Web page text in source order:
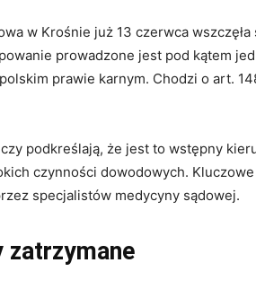
w Krośnie już 13 czerwca
prowadzone jest pod kątem
prawie karnym. Chodzi o art.
podkreślają, że jest to wstępny
czynności dowodowych.
specjalistów medycyny sądowej.
zatrzymane